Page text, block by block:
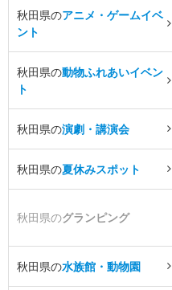
秋田県のアニメ・ゲームイベ
ント
秋田県の動物ふれあいイベン
ト
秋田県の演劇・講演会
秋田県の夏休みスポット
秋田県のグランピング
秋田県の水族館・動物園